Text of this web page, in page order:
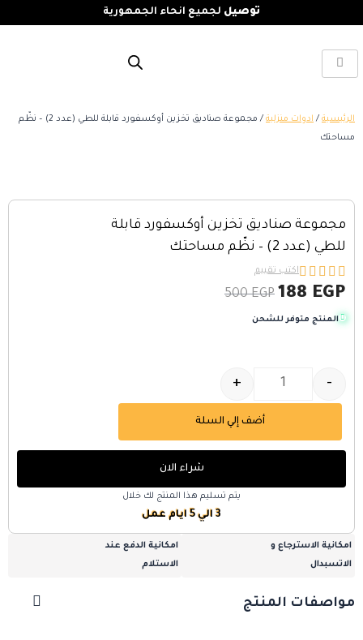
توصيل لجميع انحاء الجمهورية
الرئيسية / ادوات منزلية
/ مجموعة صناديق تخزين أوكسفورد قابلة للطي (عدد 2) – نظّم
مساحتك
مجموعة صناديق تخزين أوكسفورد قابلة
للطي (عدد 2) – نظّم مساحتك




اكتب تقييم
500EGP 188 EGP
المنتج متوفر للشحن
-
+
أضف إلي السلة
شراء الان
يتم تسليم هذا المنتج لك خلال
3 الي 5 ايام عمل
امكانية الاسترجاع و
الاتسبدال
امكانية الدفع عند
الاستلام
مواصفات المنتج